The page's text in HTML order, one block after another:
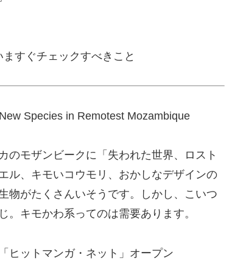
すぐチェックすべきこと
Species in Remotest Mozambique
のモザンビークに「失われた世界、ロスト
ル、キモいコウモリ、おかしなデザインの
物がたくさんいそうです。しかし、こいつ
。キモかわ系ってのは需要あります。
ヒットマンガ・ネット」オープン